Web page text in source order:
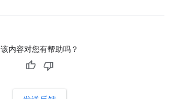
该内容对您有帮助吗？